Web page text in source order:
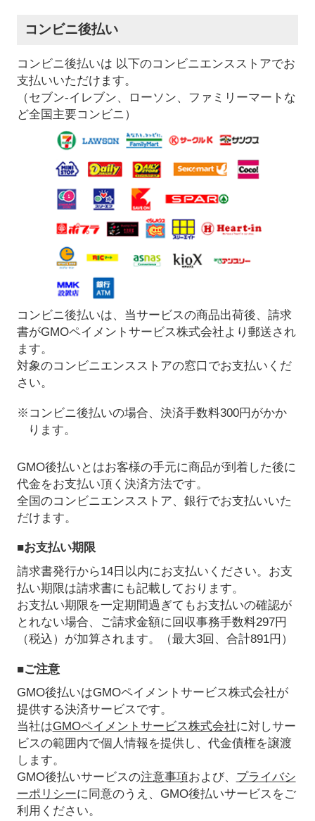
コンビニ後払い
コンビニ後払いは 以下のコンビニエンスストアでお
支払いいただけます。
（セブン-イレブン、ローソン、ファミリーマートな
ど全国主要コンビニ）
コンビニ後払いは、当サービスの商品出荷後、請求
書がGMOペイメントサービス株式会社より郵送され
ます。
対象のコンビニエンスストアの窓口でお支払いくだ
さい。
※コンビニ後払いの場合、決済手数料300円がかか
ります。
GMO後払いとはお客様の手元に商品が到着した後に
代金をお支払い頂く決済方法です。
全国のコンビニエンスストア、銀行でお支払いいた
だけます。
■お支払い期限
請求書発行から14日以内にお支払いください。お支
払い期限は請求書にも記載しております。
お支払い期限を一定期間過ぎてもお支払いの確認が
とれない場合、ご請求金額に回収事務手数料297円
（税込）が加算されます。（最大3回、合計891円）
■ご注意
GMO後払いはGMOペイメントサービス株式会社が
提供する決済サービスです。
当社はGMOペイメントサービス株式会社に対しサー
ビスの範囲内で個人情報を提供し、代金債権を譲渡
します。
GMO後払いサービスの注意事項および、 プライバシ
ーポリシーに同意のうえ、GMO後払いサービスをご
利用ください。